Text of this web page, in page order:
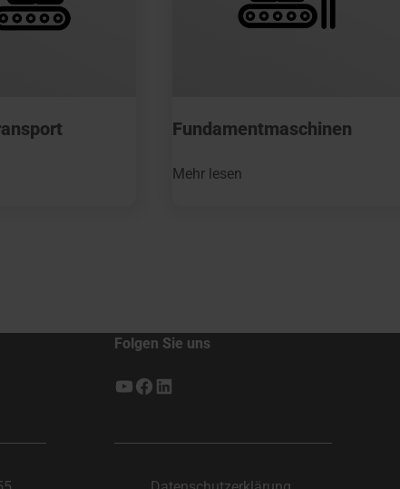
Fundamentmaschinen
Mehr lesen
Folgen Sie uns
YouTube
Facebook
LinkedIn